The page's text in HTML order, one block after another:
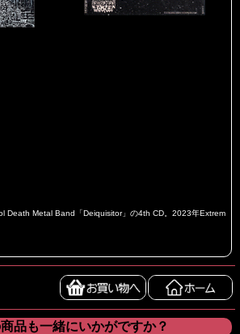
Death Metal Band「Deiquisitor」の4th CD。2023年Extrem
品も一緒にいかがですか？